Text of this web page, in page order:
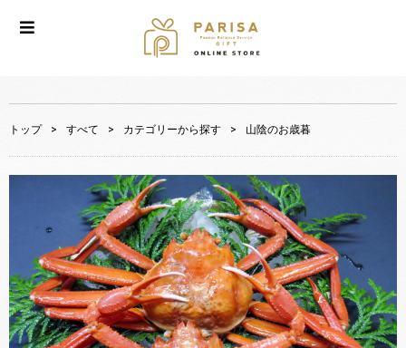
トップ > すべて > カテゴリーから探す > 山陰のお歳暮